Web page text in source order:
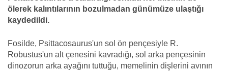
ölerek kalıntılarının bozulmadan günümüze ulaştığı
kaydedildi.
Fosilde, Psittacosaurus'un sol ön pençesiyle R.
Robustus'un alt çenesini kavradığı, sol arka pençesinin
dinozorun arka ayağını tuttuğu, memelinin dişlerini avının